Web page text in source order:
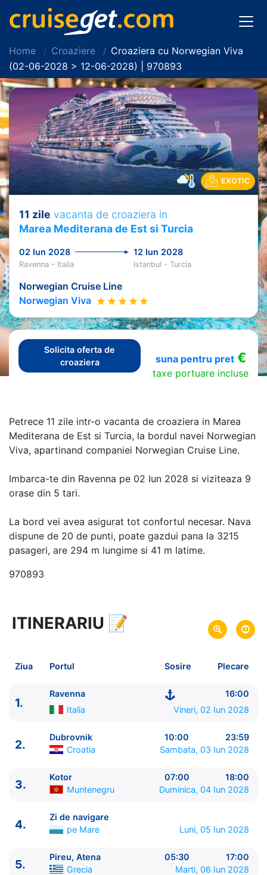
Home Croaziere
Croaziera cu Norwegian Viva
(02-06-2028 > 12-06-2028) | 970893
EXOTIC
11 zile vacanta de croaziera in
Marea Mediterana de Est si Turcia
02 Iun 2028 12 Iun 2028
Ravenna - Italia Istanbul - Turcia
Norwegian Cruise Line
Norwegian Viva
Solicita oferta de
croaziera
suna pentru pret€
taxe portuare incluse
Petrece 11 zile intr-o vacanta de croaziera in Marea
Mediterana de Est si Turcia, la bordul navei Norwegian
Viva, apartinand companiei Norwegian Cruise Line.
Imbarca-te din Ravenna pe 02 Iun 2028 si viziteaza 9
orase din 5 tari.
La bord vei avea asigurat tot confortul necesar. Nava
dispune de 20 de punti, poate gazdui pana la 3215
pasageri, are 294 m lungime si 41 m latime.
970893
11 zile vacanta de croaziera in
Marea Mediterana de Est si Turcia -
link oferta
Plecare pe 02 Iun 2028 din Ravenna, Italia
Norwegian Cruise Line
ITINERARIU
ITINERARIU 📝
Ziua Portul Sosire Plecare
1.
Ravenna
16:00
Italia
Vineri, 02 Iun 2028
2.
Dubrovnik 10:00
23:59
Croatia
Sambata, 03 Iun 2028
3.
Kotor 07:00
18:00
Muntenegru
Duminica, 04 Iun 2028
4.
Zi de navigare
pe Mare
Luni, 05 Iun 2028
5.
Pireu, Atena 05:30
17:00
Grecia
Marti, 06 Iun 2028